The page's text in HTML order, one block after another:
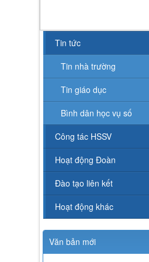
Tin tức
Tin nhà trường
Tin giáo dục
Bình dân học vụ số
Công tác HSSV
Hoạt động Đoàn
Đào tạo liên kết
Hoạt động khác
Văn bản mới